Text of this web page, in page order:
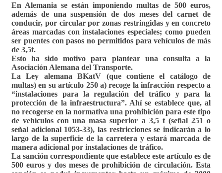
En Alemania se están imponiendo multas de 500 euros,
además de unasuspensión de dos meses del carnet de
conducir, por circular por zonas restringidas y en concreto
áreas marcadas con instalaciones especiales; como pueden
ser puentes con pasos no permitidos para vehículos de más
de 3,5t.
Esto ha sido motivo para plantear una consulta a la
Asociación Alemana del Transporte.
La Ley alemana BKatV (que contiene el catálogo de
multas) en su artículo 250 a) recoge la infracción respecto a
“instalaciones para la regulación del tráfico y para la
protección de la infraestructura”. Ahí se establece que, al
no recogerse en la normativa una prohibición para este tipo
de vehículos con una masa superior a 3,5 t (señal 251 o
señal adicional 1053-33), las restricciones se indicarán a lo
largo de la superficie de la carretera y estará marcada de
manera adicional por instalaciones de tráfico.
La sanción correspondiente que establece este artículo es de
500 euros y dos meses de prohibición de circulación. Esta